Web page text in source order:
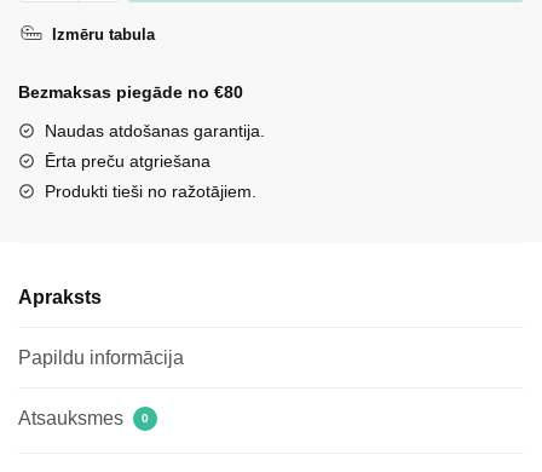
no
zamšādas
Coralia
daudzums
Izmēru tabula
Bezmaksas piegāde no €80
Naudas atdošanas garantija.
Ērta preču atgriešana
Produkti tieši no ražotājiem.
Apraksts
Papildu informācija
Atsauksmes 0